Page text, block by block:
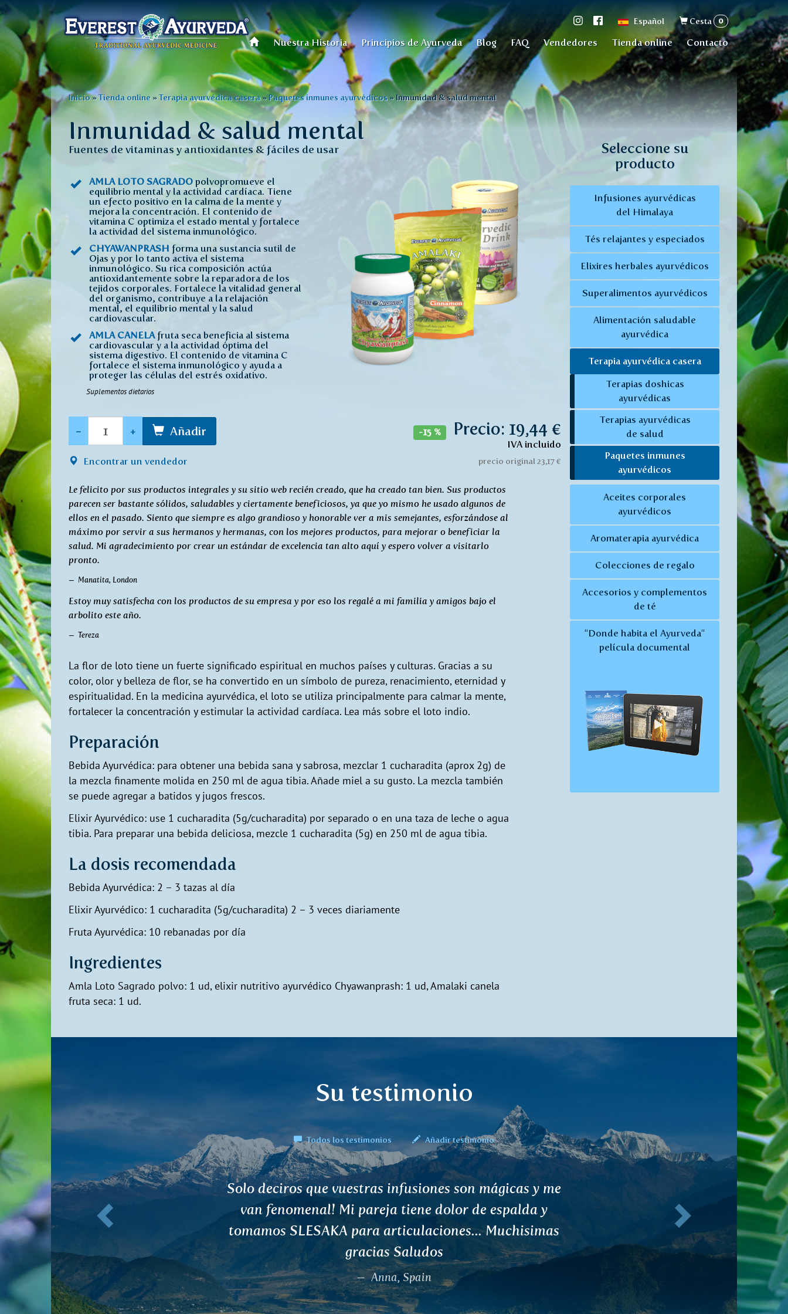
Pasar
al
contenido
principal
Español
Formulario
de
búsqueda
Cesta 0
Menú
principal
Nuestra Historia Principios de Ayurveda Blog FAQ Vendedores Tienda online Contacto
Usted
está
aquí
Inicio»Tienda online »Terapia ayurvédica casera» Paquetes inmunes ayurvédicos »Inmunidad & salud mental
Inmunidad & salud mental
Fuentes de vitaminas y antioxidantes & fáciles de usar
AMLA LOTO SAGRADO polvopromueve el
equilibrio mental y la actividad cardíaca. Tiene
un efecto positivo en la calma de la mente y
mejora la concentración. El contenido de
vitamina C optimiza el estado mental y fortalece
la actividad del sistema inmunológico.
CHYAWANPRASH forma una sustancia sutil de
Ojas y por lo tanto activa el sistema
inmunológico. Su rica composición actúa
antioxidantemente sobre la reparadora de los
tejidos corporales. Fortalece la vitalidad general
del organismo, contribuye a la relajación
mental, el equilibrio mental y la salud
cardiovascular.
AMLA CANELAfruta seca beneficia al sistema
cardiovascular y a la actividad óptima del
sistema digestivo. El contenido de vitamina C
fortalece el sistema inmunológico y ayuda a
proteger las células del estrés oxidativo.
Suplementos dietarios
- + Añadir
Encontrar un vendedor
-15 % Precio: 19,44 €
IVA incluido
precio original 23,17 €
Le felicito por sus productos integrales y su sitio web recién creado, que ha creado tan bien. Sus productos
parecen ser bastante sólidos, saludables y ciertamente beneficiosos, ya que yo mismo he usado algunos de
ellos en el pasado. Siento que siempre es algo grandioso y honorable ver a mis semejantes, esforzándose al
máximo por servir a sus hermanos y hermanas, con los mejores productos, para mejorar o beneficiar la
salud. Mi agradecimiento por crear un estándar de excelencia tan alto aquí y espero volver a visitarlo
pronto.
Manatita, London
Estoy muy satisfecha con los productos de su empresa y por eso los regalé a mi familia y amigos bajo el
arbolito este año.
Tereza
La flor de loto tiene un fuerte significado espiritual en muchos países y culturas. Gracias a su
color, olor y belleza de flor, se ha convertido en un símbolo de pureza, renacimiento, eternidad y
espiritualidad. En la medicina ayurvédica, el loto se utiliza principalmente para calmar la mente,
fortalecer la concentración y estimular la actividad cardíaca. Lea más sobre el loto indio.
Preparación
Bebida Ayurvédica: para obtener una bebida sana y sabrosa, mezclar 1 cucharadita (aprox 2g) de
la mezcla finamente molida en 250 ml de agua tibia. Añade miel a su gusto. La mezcla también
se puede agregar a batidos y jugos frescos.
Elixir Ayurvédico: use 1 cucharadita (5g/cucharadita) por separado o en una taza de leche o agua
tibia. Para preparar una bebida deliciosa, mezcle 1 cucharadita (5g) en 250 ml de agua tibia.
La dosis recomendada
Bebida Ayurvédica: 2 – 3 tazas al día
Elixir Ayurvédico: 1 cucharadita (5g/cucharadita) 2 – 3 veces diariamente
Fruta Ayurvédica: 10 rebanadas por día
Ingredientes
Amla Loto Sagrado polvo: 1 ud, elixir nutritivo ayurvédico Chyawanprash: 1 ud, Amalaki canela
fruta seca: 1 ud.
Seleccione su
producto
Infusiones ayurvédicas
del Himalaya
Tés relajantes y especiados
Elixires herbales ayurvédicos
Superalimentos ayurvédicos
Alimentación saludable
ayurvédica
Terapia ayurvédica casera
Terapias doshicas
ayurvédicas
Terapias ayurvédicas
de salud
Paquetes inmunes
ayurvédicos
Aceites corporales
ayurvédicos
Aromaterapia ayurvédica
Colecciones de regalo
Accesorios y complementos
de té
"Donde habita el Ayurveda"
película documental
Su testimonio
Todos los testimonios Añadir testimonio
Hola, he estado bebiendo el té de APANA, que me
ayudó inmensamente con mi dolorosa menstruación.
Tiré mis pastillas, el dolor desapareció. Gracias!
Martina
Anterior Siguiente